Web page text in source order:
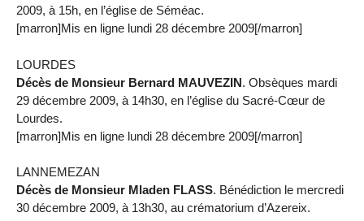
2009, à 15h, en l’église de Séméac.
[marron]Mis en ligne lundi 28 décembre 2009[/marron]
LOURDES
Décès de Monsieur Bernard MAUVEZIN. Obsèques mardi
29 décembre 2009, à 14h30, en l’église du Sacré-Cœur de
Lourdes.
[marron]Mis en ligne lundi 28 décembre 2009[/marron]
LANNEMEZAN
Décès de Monsieur Mladen FLASS. Bénédiction le mercredi
30 décembre 2009, à 13h30, au crématorium d’Azereix.